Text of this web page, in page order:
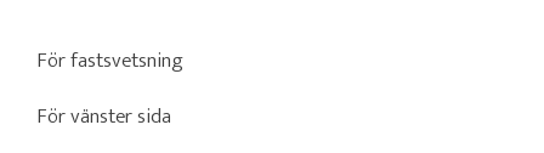
För fastsvetsning
För vänster sida